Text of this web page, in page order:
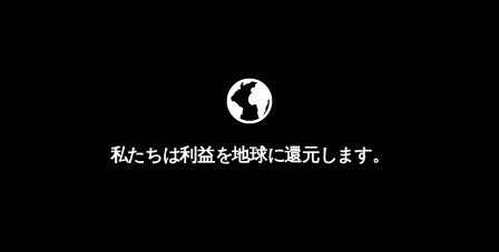
私たちは利益を地球に還元します。